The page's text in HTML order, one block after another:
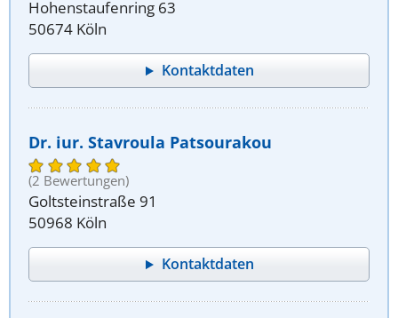
Hohenstaufenring 63
50674 Köln
Kontaktdaten
Dr. iur. Stavroula Patsourakou
(2 Bewertungen)
Goltsteinstraße 91
50968 Köln
Kontaktdaten